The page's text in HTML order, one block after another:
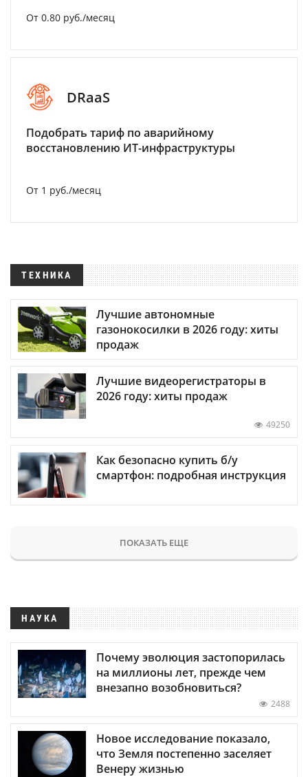
От 0.80 руб./месяц
DRaaS
Подобрать тариф по аварийному
восстановлению ИТ-инфраструктуры
От 1 руб./месяц
ТЕХНИКА
Лучшие автономные
газонокосилки в 2026 году: хиты
продаж
Лучшие видеорегистраторы в
2026 году: хиты продаж
49250
Как безопасно купить б/у
смартфон: подробная инструкция
ПОКАЗАТЬ ЕЩЕ
НАУКА
Почему эволюция застопорилась
на миллионы лет, прежде чем
внезапно возобновиться?
2488
Новое исследование показало,
что Земля постепенно заселяет
Венеру жизнью